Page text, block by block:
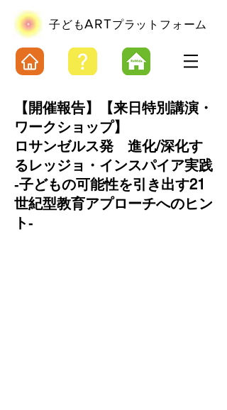
​子どもARTプラットフォーム
【開催報告】【来日特別講演・
ワークショップ】
ロサンゼルス発 進化/深化す
るレッジョ・インスパイア実践
‐子どもの可能性を引き出す21
世紀型教育アプローチへのヒン
ト‐